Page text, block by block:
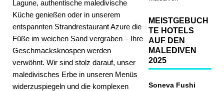
Lagune, authentische maledivische
Küche genießen oder in unserem
entspannten Strandrestaurant Azure die
Füße im weichen Sand vergraben – Ihre
Geschmacksknospen werden
verwöhnt. Wir sind stolz darauf, unser
maledivisches Erbe in unseren Menüs
widerzuspiegeln und die komplexen
MEISTGEBUCH
TE HOTELS
AUF DEN
MALEDIVEN
2025
Soneva Fushi